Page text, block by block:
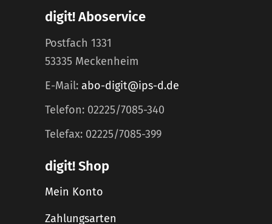
digit! Aboservice
Postfach 1331
53335 Meckenheim
E-Mail: abo-digit@ips-d.de
Telefon: 02225/7085-340
Telefax: 02225/7085-399
digit! Shop
Mein Konto
Zahlungsarten